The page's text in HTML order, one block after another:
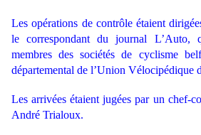
Les opérations de contrôle étaient
le correspondant du journal L’Auto,
membres des sociétés de cyclisme
départemental de l’Union Vélocipédique
Les arrivées étaient jugées par un chef-
André Trialoux.